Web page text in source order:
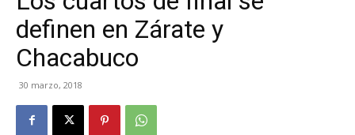
definen en Zárate y
Chacabuco
30 marzo, 2018